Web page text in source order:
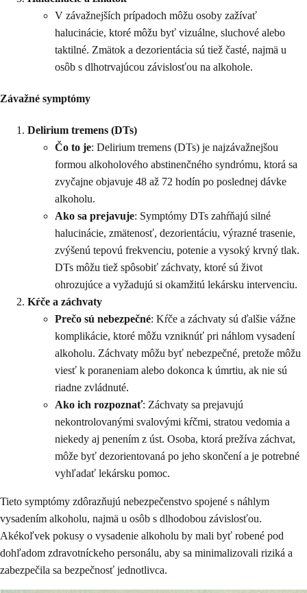
V závažnejších prípadoch môžu osoby zažívať
halucinácie, ktoré môžu byť vizuálne, sluchové alebo
taktilné. Zmätok a dezorientácia sú tiež časté, najmä u
osôb s dlhotrvajúcou závislosťou na alkohole.
Závažné symptómy
Delirium tremens (DTs)
Čo to je: Delirium tremens (DTs) je najzávažnejšou
formou alkoholového abstinenčného syndrómu, ktorá sa
zvyčajne objavuje 48 až 72 hodín po poslednej dávke
alkoholu.
Ako sa prejavuje: Symptómy DTs zahŕňajú silné
halucinácie, zmätenosť, dezorientáciu, výrazné trasenie,
zvýšenú tepovú frekvenciu, potenie a vysoký krvný tlak.
DTs môžu tiež spôsobiť záchvaty, ktoré sú život
ohrozujúce a vyžadujú si okamžitú lekársku intervenciu.
Kŕče a záchvaty
Prečo sú nebezpečné: Kŕče a záchvaty sú ďalšie vážne
komplikácie, ktoré môžu vzniknúť pri náhlom vysadení
alkoholu. Záchvaty môžu byť nebezpečné, pretože môžu
viesť k poraneniam alebo dokonca k úmrtiu, ak nie sú
riadne zvládnuté.
Ako ich rozpoznať: Záchvaty sa prejavujú
nekontrolovanými svalovými kŕčmi, stratou vedomia a
niekedy aj penením z úst. Osoba, ktorá prežíva záchvat,
môže byť dezorientovaná po jeho skončení a je potrebné
vyhľadať lekársku pomoc.
Tieto symptómy zdôrazňujú nebezpečenstvo spojené s náhlym
vysadením alkoholu, najmä u osôb s dlhodobou závislosťou.
Akékoľvek pokusy o vysadenie alkoholu by mali byť robené pod
dohľadom zdravotníckeho personálu, aby sa minimalizovali riziká a
zabezpečila sa bezpečnosť jednotlivca.